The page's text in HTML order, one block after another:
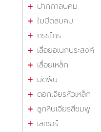
ปากกาลบคม
ใบมีดลบคม
กรรไกร
เลื่อยอเนกประสงค์
เลื่อยเหล็ก
มีดพับ
ดอกเจียรหัวเหล็ก
ลูกหินเจียรสีชมพู
เลเซอร์